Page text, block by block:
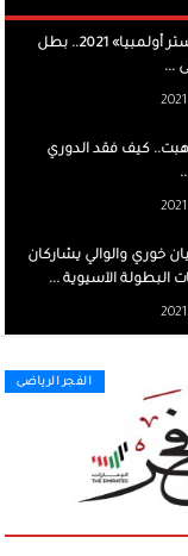
بعد تأهله لـ «مستر أولمبيا» 2021.. بطل
...
كيف فقد الدوري
خوري والوالي يشاركان
البطولة الآسيوية ...
الفجر الرياضى